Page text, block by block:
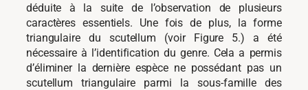
déduite à la suite de l’observation de plusieurs
caractères essentiels. Une fois de plus, la forme
triangulaire du scutellum (voir Figure 5.) a été
nécessaire à l’identification du genre. Cela a permis
d’éliminer la dernière espèce ne possédant pas un
scutellum triangulaire parmi la sous-famille des